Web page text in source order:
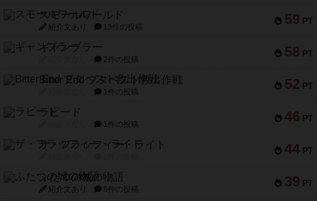
59 PT
スモールワールド
紹介文あり 13件の投稿
58 PT
ギャンブラー
2件の投稿
52 PT
Bitter End ブタペスト救出作戦
1件の投稿
46 PT
ラピード
1件の投稿
44 PT
ザ・フラッフィー・ライト
39 PT
ふたつの城の物語
紹介文あり 6件の投稿